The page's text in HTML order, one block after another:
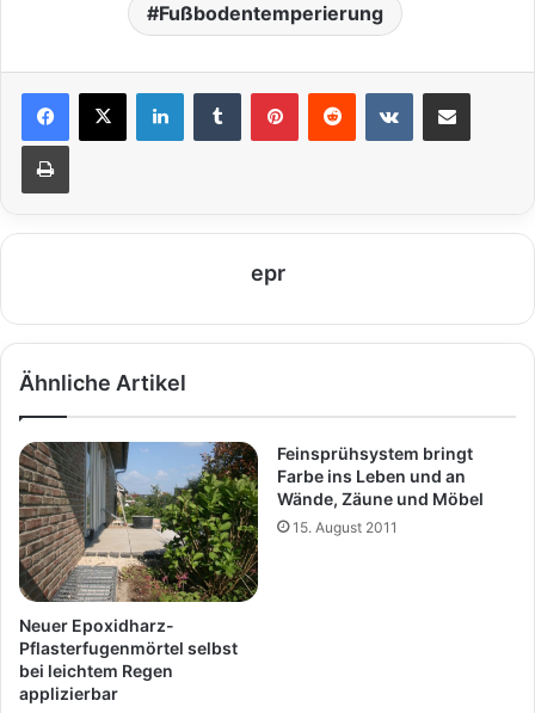
Fußbodentemperierung
epr
Ähnliche Artikel
Neuer Epoxidharz-
Pflasterfugenmörtel selbst
bei leichtem Regen
applizierbar
Feinsprühsystem bringt
Farbe ins Leben und an
Wände, Zäune und Möbel
15. August 2011